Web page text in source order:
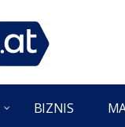
BIZNIS